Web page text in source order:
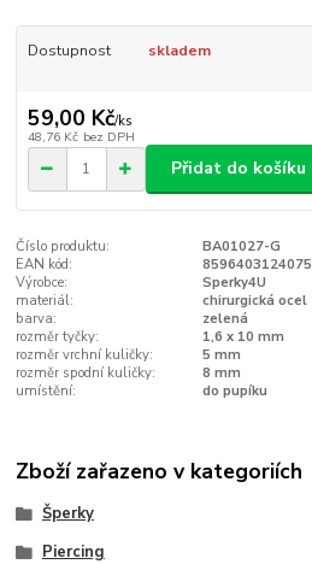
Dostupnost skladem
59,00 Kč/ks
48,76 Kč bez DPH
Přidat do košíku
Číslo produktu:
BA01027-G
EAN kód:
8596403124075
Výrobce:
Sperky4U
materiál:
chirurgická ocel
barva:
zelená
rozměr tyčky:
1,6 x 10 mm
rozměr vrchní kuličky:
5 mm
rozměr spodní kuličky:
8 mm
umístění:
do pupíku
Zboží zařazeno v kategoriích
Šperky
Piercing